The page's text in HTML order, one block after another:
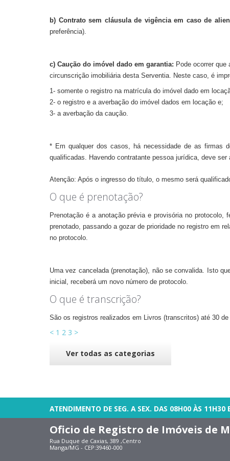
b) Contrato sem cláusula de vigência em caso de
preferência).
c) Caução do imóvel dado em garantia: Pode ocorrer
circunscrição imobiliária desta Serventia. Neste caso, é
1- somente o registro na matrícula do imóvel dado em
2- o registro e a averbação do imóvel dados em locação e;
3- a averbação da caução.
* Em qualquer dos casos, há necessidade de as firmas
qualificadas. Havendo contratante pessoa jurídica, deve
Atenção: Após o ingresso do título, o mesmo será
O que é prenotação?
Prenotação é a anotação prévia e provisória no
prenotado, passando a gozar de prioridade no registro em
no protocolo.
Uma vez cancelada (prenotação), não se convalida. Isto
inicial, receberá um novo número de protocolo.
O que é transcrição?
São os registros realizados em Livros (transcritos) até 30
< 1 2 3 >
Ver todas as categorias
ATENDIMENTO DE SEG. A SEX. DAS 08H00 ÀS 11H30
Oficio de Registro de Imóveis de
Rua Duque de Caxias, 389 ,Centro
Manga/MG - CEP:39460-000